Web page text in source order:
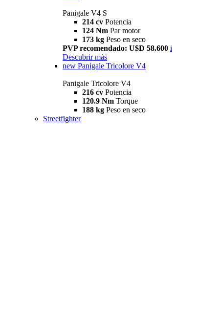
Panigale V4 S
214 cv Potencia
124 Nm Par motor
173 kg Peso en seco
PVP recomendado: U$D 58.600 i
Descubrir más
new Panigale Tricolore V4
Panigale Tricolore V4
216 cv Potencia
120.9 Nm Torque
188 kg Peso en seco
Streetfighter